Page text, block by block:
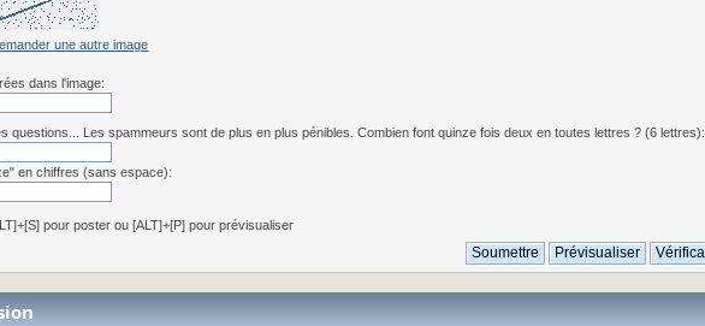
une autre image
dans l'image:
questions... Les spammeurs sont de plus en plus pénibles. Combien font quinze fois deux en toutes lettres ? (6 lettres):
en chiffres (sans espace):
pour poster ou [ALT]+[P] pour prévisualiser